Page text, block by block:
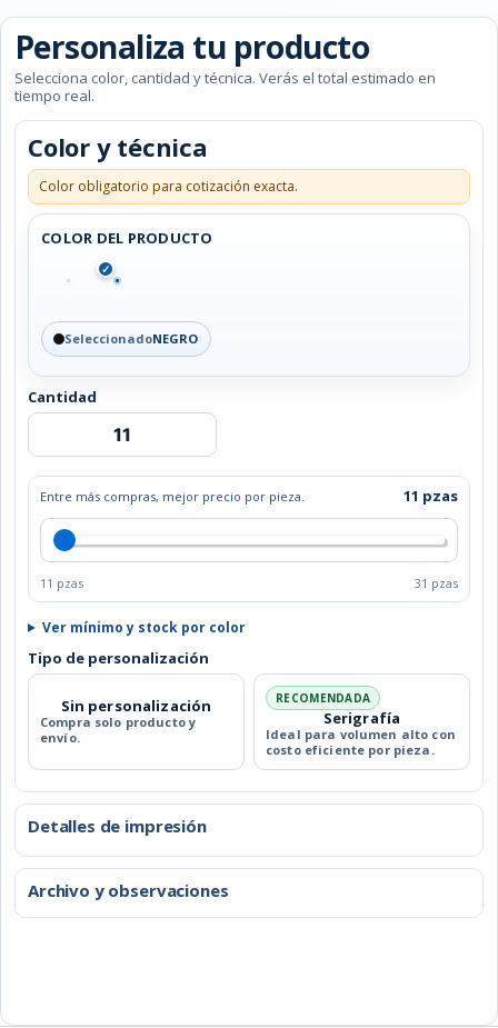
Personaliza tu producto
Selecciona color, cantidad y técnica. Verás el total estimado en
tiempo real.
Color y técnica
Color obligatorio para cotización exacta.
COLOR DEL PRODUCTO
✓
SeleccionadoNEGRO
Cantidad
MOCHILA
Entre más compras, mejor precio por pieza. 11 pzas
11 pzas 31 pzas
Ver mínimo y stock por color
Tipo de personalización
Sin personalización
Compra solo producto y
envío.
RECOMENDADA
Serigrafía
Ideal para volumen alto con
costo eficiente por pieza.
Detalles de impresión
Archivo y observaciones